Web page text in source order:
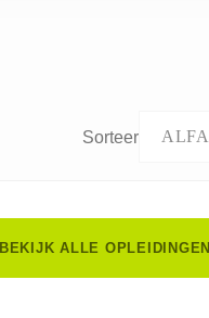
Sorteer
BEKIJK ALLE OPLEIDINGEN